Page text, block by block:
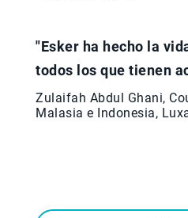
"Esker ha hecho la
todos los que tienen
Zulaifah Abdul Ghani,
Malasia e Indonesia,